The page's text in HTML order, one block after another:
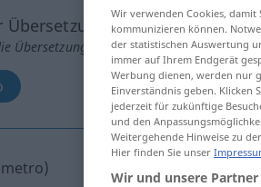
Übersetzungen
Übersetzung anklicken/antippen)
Wir verwenden Cookies,
kommunizieren können.
der statistischen Auswertung
immer auf Ihrem Endgerät
Werbung dienen, werden nur
Einverständnis geben. Klicken
jederzeit für zukünftige
und den
Weitergehende Hinweise zu
Hier finden Sie unser
Wir und unsere